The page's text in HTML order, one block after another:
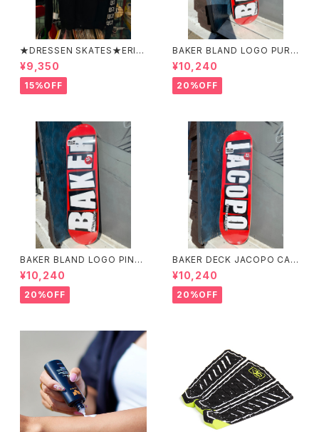
★DRESSEN SKATES★ERIC
DRESSEN BLACK ZIP HOO
D PARKER ドレッセンスケーツ
スケート エリックドレッセン
ブラック フードパーカー フー
¥9,350
15%OFF
BAKER BLAND LOGO PURP
LE DECK 8.0 ベイカー ブラ
ンド ロゴ パープル デッ
キ 8インチ スケートボード ス
ケボー
¥10,240
20%OFF
BAKER BLAND LOGO PINK
DECK 8.0 ベイカー ブラン
ド ロゴ デッキ ピンク 8イ
ンチ スケートボード スケボー
¥10,240
20%OFF
BAKER DECK JACOPO CAR
OZZI BRAND LOGO 8.25 ベ
イカー デッキ ジェイコープ ブ
ランド ロゴ スケートボード
スケボー
¥10,240
20%OFF